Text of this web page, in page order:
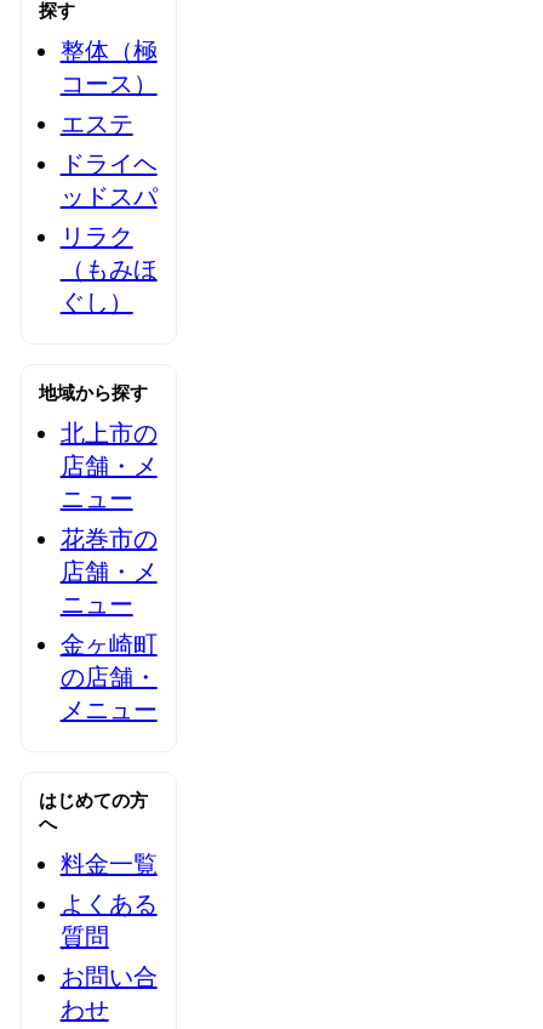
探す
整体（極
コース）
エステ
ドライヘ
ッドスパ
リラク
（もみほ
ぐし）
地域から探す
北上市の
店舗・メ
ニュー
花巻市の
店舗・メ
ニュー
金ヶ崎町
の店舗・
メニュー
はじめての方
へ
料金一覧
よくある
質問
お問い合
わせ